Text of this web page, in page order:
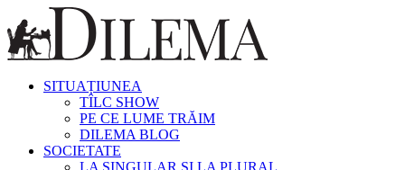
SITUAȚIUNEA
TÎLC SHOW
PE CE LUME TRĂIM
DILEMA BLOG
SOCIETATE
LA SINGULAR ȘI LA PLURAL